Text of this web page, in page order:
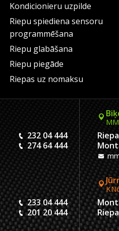
Kondicionieru uzpilde
Riepu spiediena sensoru
programmēšana
Riepu glabāšana
Riepu piegāde
Riepas uz nomaksu
232 04 444
274 64 444
233 04 444
201 20 444